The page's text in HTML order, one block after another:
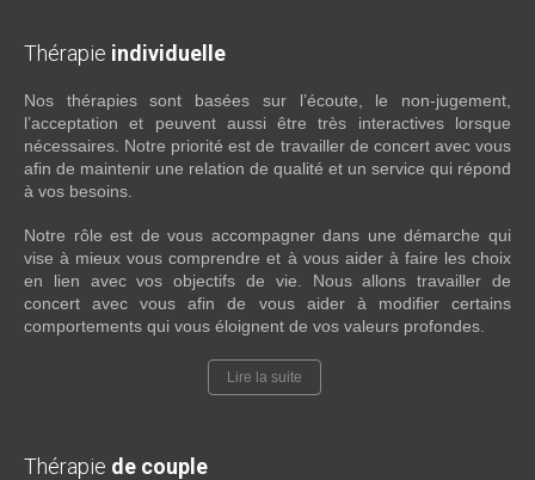
Thérapie individuelle
Nos thérapies sont basées sur l’écoute, le non-jugement,
l’acceptation et peuvent aussi être très interactives lorsque
nécessaires. Notre priorité est de travailler de concert avec vous
afin de maintenir une relation de qualité et un service qui répond
à vos besoins.
Notre rôle est de vous accompagner dans une démarche qui
vise à mieux vous comprendre et à vous aider à faire les choix
en lien avec vos objectifs de vie. Nous allons travailler de
concert avec vous afin de vous aider à modifier certains
comportements qui vous éloignent de vos valeurs profondes.
Lire la suite
Thérapie de couple